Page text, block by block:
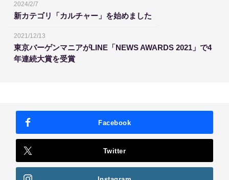
2024/2/7
新カテゴリ「カルチャー」を始めました
2021/12/13
東京バーゲンマニアがLINE「NEWS AWARDS 2021」で4
年連続大賞を受賞
Facebook
Twitter